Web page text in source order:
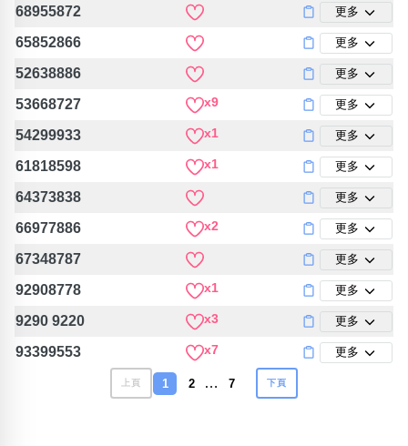
68955872 更多
65852866 更多
52638886 更多
53668727 x9 更多
54299933 x1 更多
61818598 x1 更多
64373838 更多
66977886 x2 更多
67348787 更多
92908778 x1 更多
9290 9220 x3 更多
93399553 x7 更多
上頁 1 2 … 7 下頁